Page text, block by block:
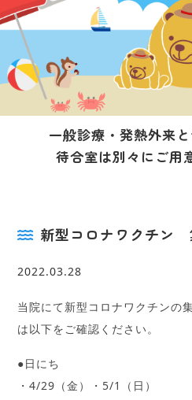
一般診療・発熱外来
待合室は別々にご用
新型コロナワクチン
2022.03.28
当院にて新型コロナワクチンの
は以下をご確認ください。
●日にち
・4/29（金）・5/1（日）